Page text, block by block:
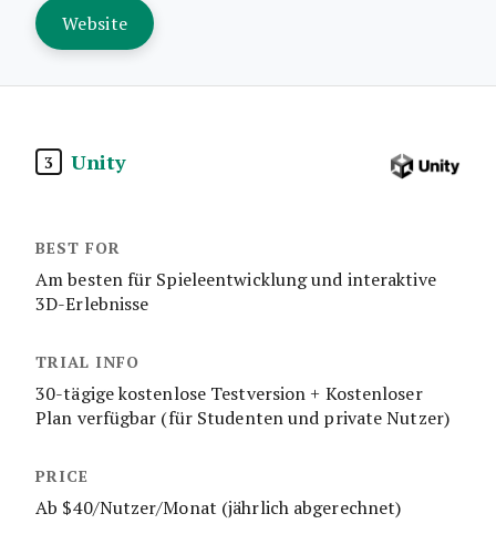
Website
3 Unity
Am besten für Spieleentwicklung und interaktive
3D-Erlebnisse
30-tägige kostenlose Testversion + Kostenloser
Plan verfügbar (für Studenten und private Nutzer)
Ab $40/Nutzer/Monat (jährlich abgerechnet)